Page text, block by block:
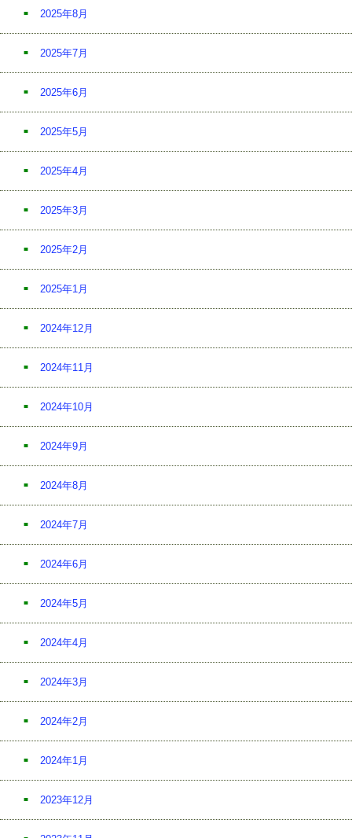
2025年8月
2025年7月
2025年6月
2025年5月
2025年4月
2025年3月
2025年2月
2025年1月
2024年12月
2024年11月
2024年10月
2024年9月
2024年8月
2024年7月
2024年6月
2024年5月
2024年4月
2024年3月
2024年2月
2024年1月
2023年12月